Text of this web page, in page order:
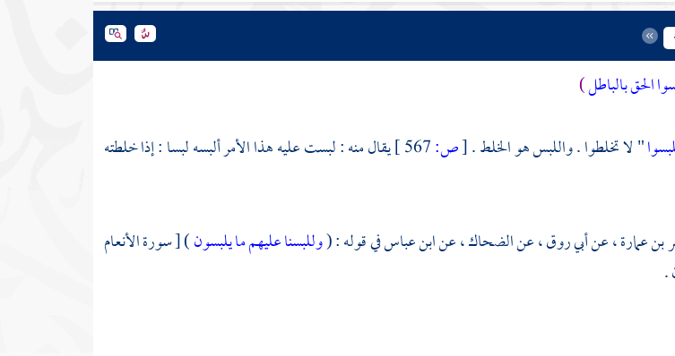
الحق بالباطل)
" لا تخلطوا . واللبس هو الخلط .[ص:
يقال منه : لبست عليه هذا الأمر ألبسه لبسا : إذا خلطته
بن عمارة ،عنأبي روق ،عنالضحاك ،عنابن عباسفي قوله : (وللبسنا عليهم ما يلبسون) [ سورة الأنعام